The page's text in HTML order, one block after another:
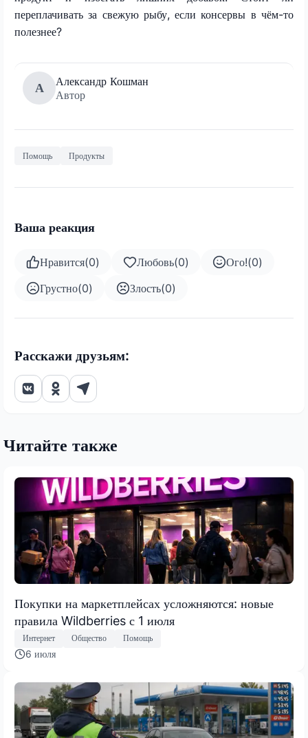
переплачивать за свежую рыбу, если консервы в чём-то
полезнее?
А
Александр Кошман
Автор
Помощь Продукты
Ваша реакция
Нравится(0) Любовь(0) Ого!(0)
Грустно(0) Злость(0)
Расскажи друзьям:
Читайте также
Покупки на маркетплейсах усложняются: новые
правила Wildberries с 1 июля
Интернет Общество Помощь
6 июля